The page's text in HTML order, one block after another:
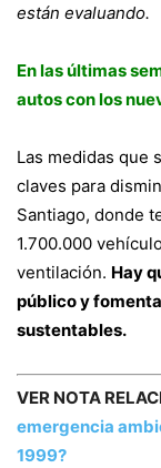
están evaluando.
En las últimas
autos con los
Las medidas que
claves para
Santiago, donde
1.700.000
ventilación. Hay
público y
sustentables.
VER NOTA
emergencia
1999?